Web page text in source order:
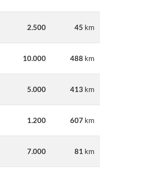
2.500 45 km
10.000 488 km
5.000 413 km
1.200 607 km
7.000 81 km